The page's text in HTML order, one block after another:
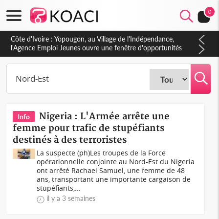
0
Info
Nigeria : L'Armée arrête une
femme pour trafic de stupéfiants
destinés à des terroristes
La suspecte (ph)Les troupes de la Force
opérationnelle conjointe au Nord-Est du Nigeria
ont arrêté Rachael Samuel, une femme de 48
ans, transportant une importante cargaison de
stupéfiants,...
il y a 3 semaines